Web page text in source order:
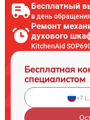
Бесплатный
в день обращения
Ремонт
духового
KitchenAid
Бесплатная
специалистом